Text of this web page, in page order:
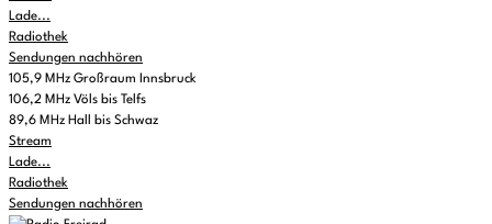
Lade...
Radiothek
Sendungen nachhören
105,9 MHz Großraum Innsbruck
106,2 MHz Völs bis Telfs
89,6 MHz Hall bis Schwaz
Stream
Lade...
Radiothek
Sendungen nachhören